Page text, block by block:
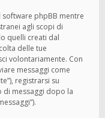
software phpBB mentre
agli scopi di
quelli creati dal
delle tue
volontariamente. Con
messaggi come
registrarsi su
di messaggi dopo la